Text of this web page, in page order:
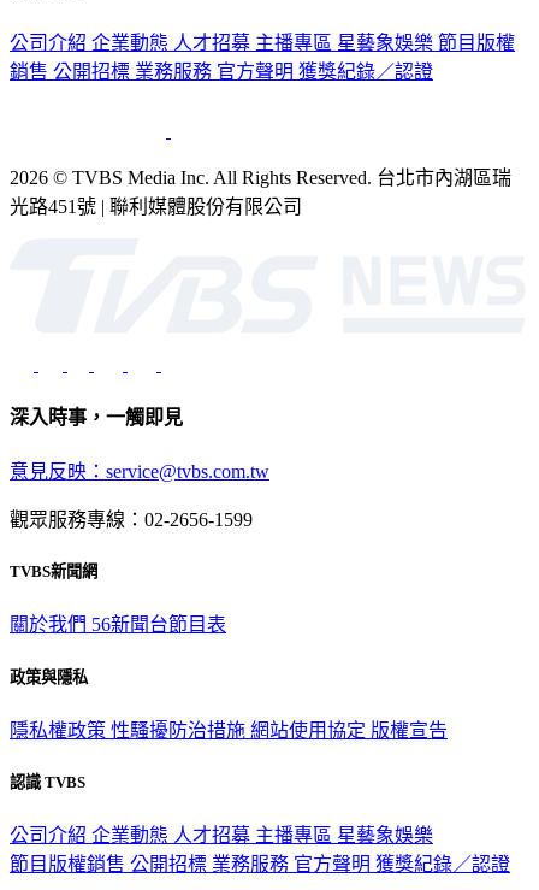
公司介紹 企業動態 人才招募 主播專區 星藝象娛樂 節目版權
銷售 公開招標 業務服務 官方聲明 獲獎紀錄／認證
2026 © TVBS Media Inc. All Rights Reserved. 台北市內湖區瑞
光路451號 | 聯利媒體股份有限公司
深入時事，一觸即見
意見反映：service@tvbs.com.tw
觀眾服務專線：02-2656-1599
TVBS新聞網
關於我們 56新聞台節目表
政策與隱私
隱私權政策 性騷擾防治措施 網站使用協定 版權宣告
認識 TVBS
公司介紹 企業動態 人才招募 主播專區 星藝象娛樂
節目版權銷售 公開招標 業務服務 官方聲明 獲獎紀錄／認證